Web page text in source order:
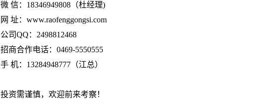
微 信：18346949808（杜经理)
网 址：www.raofenggongsi.com
公司QQ：2498812468
招商合作电话：0469-5550555
手 机：13284948777（江总）
投资需谨慎，欢迎前来考察！